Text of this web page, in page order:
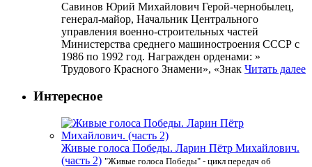
Савинов Юрий Михайлович Герой-чернобылец,
генерал-майор, Начальник Центрального
управления военно-строительных частей
Министерства среднего машиностроения СССР с
1986 по 1992 год. Награжден орденами: »
Трудового Красного Знамени», «Знак Читать далее
Интересное
Живые голоса Победы. Ларин Пётр Михайлович.
(часть 2) "Живые голоса Победы" - цикл передач об